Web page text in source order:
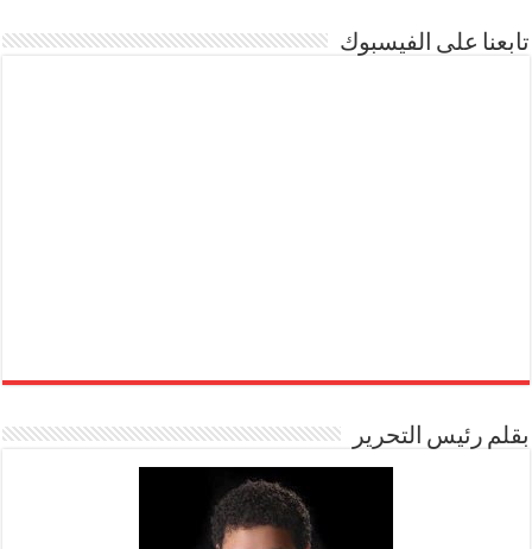
تابعنا على الفيسبوك
بقلم رئيس التحرير